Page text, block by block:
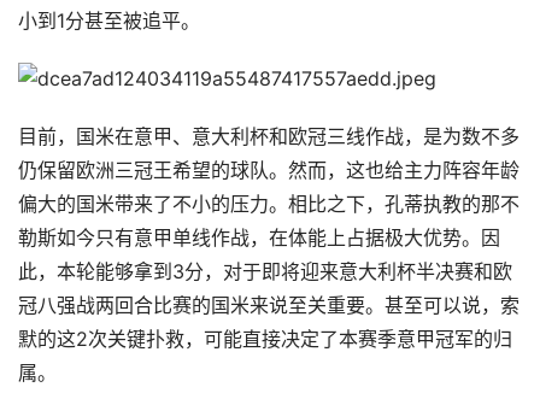
小到1分甚至被追平。
目前，国米在意甲、意大利杯和欧冠三线作战，是为数不多
仍保留欧洲三冠王希望的球队。然而，这也给主力阵容年龄
偏大的国米带来了不小的压力。相比之下，孔蒂执教的那不
勒斯如今只有意甲单线作战，在体能上占据极大优势。因
此，本轮能够拿到3分，对于即将迎来意大利杯半决赛和欧
冠八强战两回合比赛的国米来说至关重要。甚至可以说，索
默的这2次关键扑救，可能直接决定了本赛季意甲冠军的归
属。